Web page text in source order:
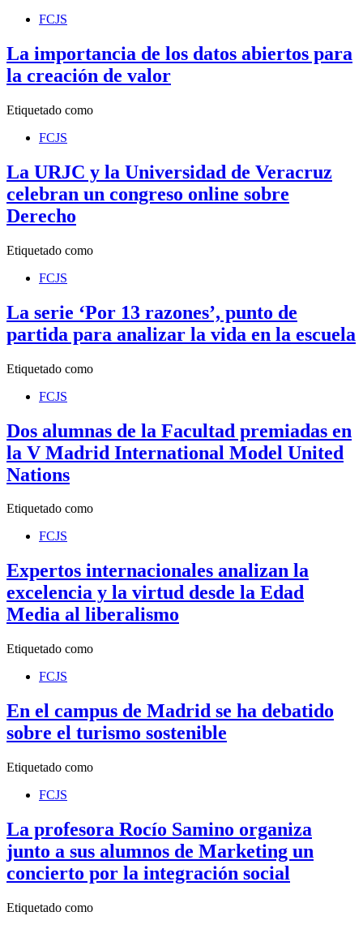
FCJS
La importancia de los datos abiertos para
la creación de valor
Etiquetado como
FCJS
La URJC y la Universidad de Veracruz
celebran un congreso online sobre
Derecho
Etiquetado como
FCJS
La serie ‘Por 13 razones’, punto de
partida para analizar la vida en la escuela
Etiquetado como
FCJS
Dos alumnas de la Facultad premiadas en
la V Madrid International Model United
Nations
Etiquetado como
FCJS
Expertos internacionales analizan la
excelencia y la virtud desde la Edad
Media al liberalismo
Etiquetado como
FCJS
En el campus de Madrid se ha debatido
sobre el turismo sostenible
Etiquetado como
FCJS
La profesora Rocío Samino organiza
junto a sus alumnos de Marketing un
concierto por la integración social
Etiquetado como